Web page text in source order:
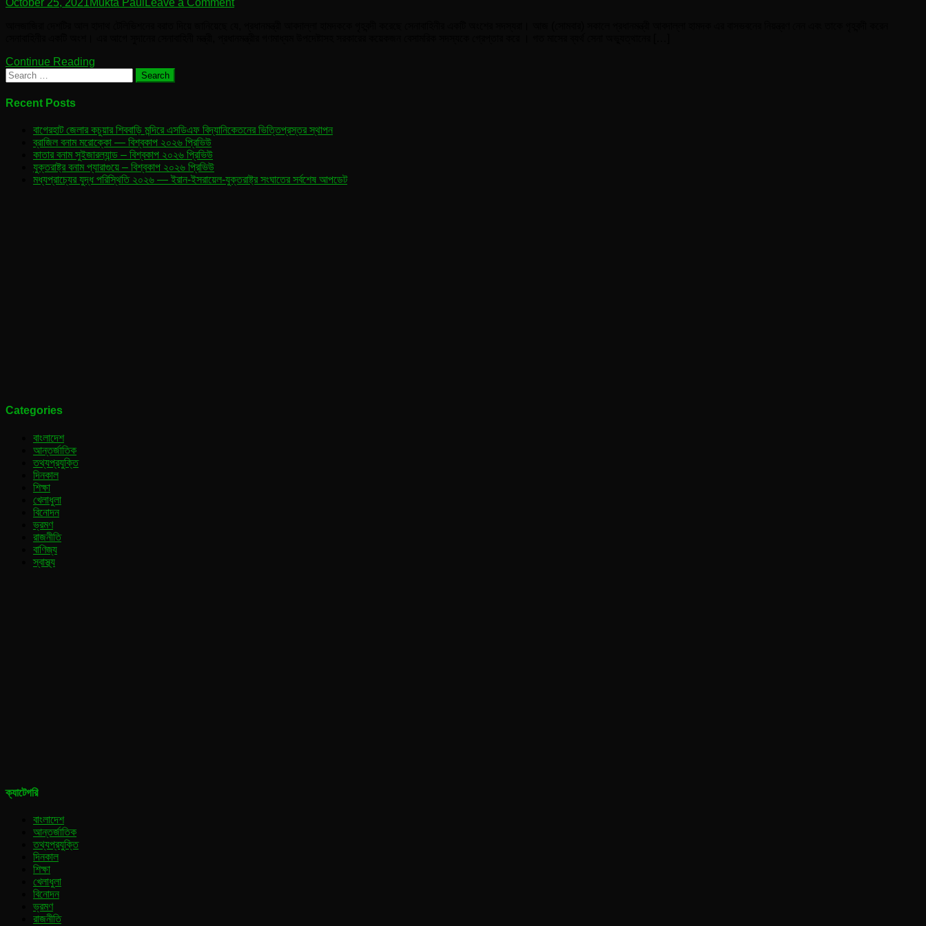
Continue Reading
Search
for:
Recent Posts
বাগেরহাট জেলার কচুয়ার শিববাড়ি মন্দিরে এসডিএফ বিদ্যানিকেতনের ভিত্তিপ্রস্তর স্থাপন
ব্রাজিল বনাম মরোক্কো — বিশ্বকাপ ২০২৬ প্রিভিউ
কাতার বনাম সুইজারল্যান্ড – বিশ্বকাপ ২০২৬ প্রিভিউ
যুক্তরাষ্ট্র বনাম প্যারাগুয়ে – বিশ্বকাপ ২০২৬ প্রিভিউ
মধ্যপ্রাচ্যের যুদ্ধ পরিস্থিতি ২০২৬ — ইরান-ইসরায়েল-যুক্তরাষ্ট্র সংঘাতের সর্বশেষ আপডেট
Categories
বাংলাদেশ
আন্তর্জাতিক
তথ্যপ্রযুক্তি
দিনকাল
শিক্ষা
খেলাধুলা
বিনোদন
ভ্রমণ
রাজনীতি
বাণিজ্য
স্বাস্থ্য
ক্যাটেগরি
বাংলাদেশ
আন্তর্জাতিক
তথ্যপ্রযুক্তি
দিনকাল
শিক্ষা
খেলাধুলা
বিনোদন
ভ্রমণ
রাজনীতি